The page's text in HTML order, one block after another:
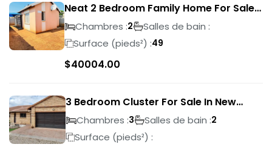
Neat 2 Bedroom Family Home For Sale
In Sky City
Chambres :2
Salles de bain :
Surface (pieds²) :49
$40004.00
3 Bedroom Cluster For Sale In New
Market Park
Chambres :3 Salles de bain :2
Surface (pieds²) :